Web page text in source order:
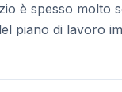
è spesso molto
piano di lavoro